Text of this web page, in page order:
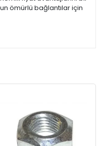
ömürlü bağlantılar için